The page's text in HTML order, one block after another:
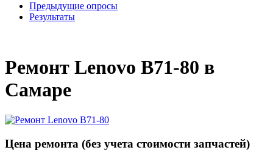
Предыдущие опросы
Результаты
Ремонт Lenovo B71-80 в
Самаре
Цена ремонта (без учета стоимости запчастей)